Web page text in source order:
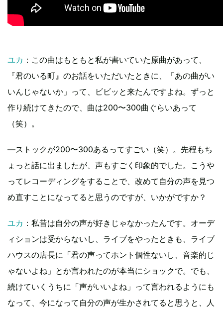
ユカ ：この曲はもともと私が書いていた原曲があって、
『君のいる町』のお話をいただいたときに、「あの曲がい
いんじゃないか」って、ビビッと来たんですよね。ずっと
作り続けてきたので、曲は200〜300曲ぐらいあって
（笑）。
―ストックが200〜300あるってすごい（笑）。先程もち
ょっと話に出ましたが、声もすごく印象的でした。こうや
ってレコーディングをすることで、改めて自分の声を見つ
め直すことになってると思うのですが、いかがですか？
ユカ ：私昔は自分の声が好きじゃなかったんです。オーデ
ィションは受からないし、ライブをやったときも、ライブ
ハウスの店長に「君の声ってホント個性ないし、音楽的じ
ゃないよね」とか言われたのが本当にショックで。でも、
続けていくうちに「声がいいよね」って言われるようにも
なって、今になって自分の声が生かされてると思うと、人